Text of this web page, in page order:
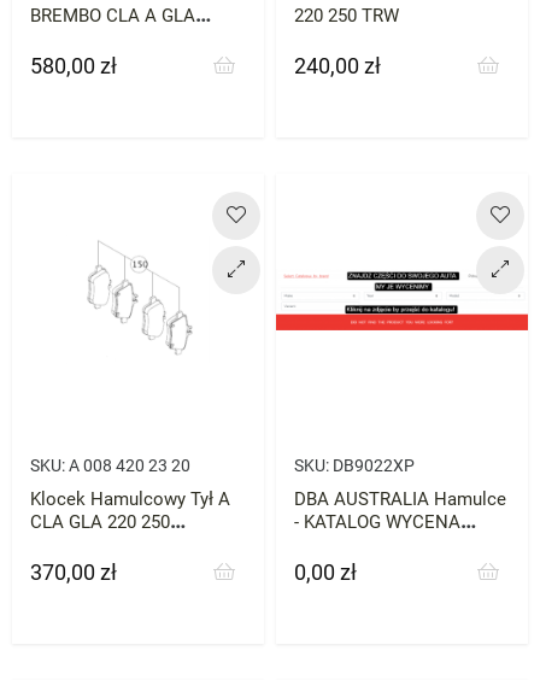
BREMBO CLA A GLA
Cena
580,00 zł
220 250 TRW
Cena
240,00 zł
SKU:A 008 420 23 20
Klocek Hamulcowy Tył A
CLA GLA 220 250
Cena
370,00 zł
SKU: DB9022XP
DBA AUSTRALIA Hamulce
- KATALOG WYCENA
SWOJEGO AUTA
Cena
0,00 zł